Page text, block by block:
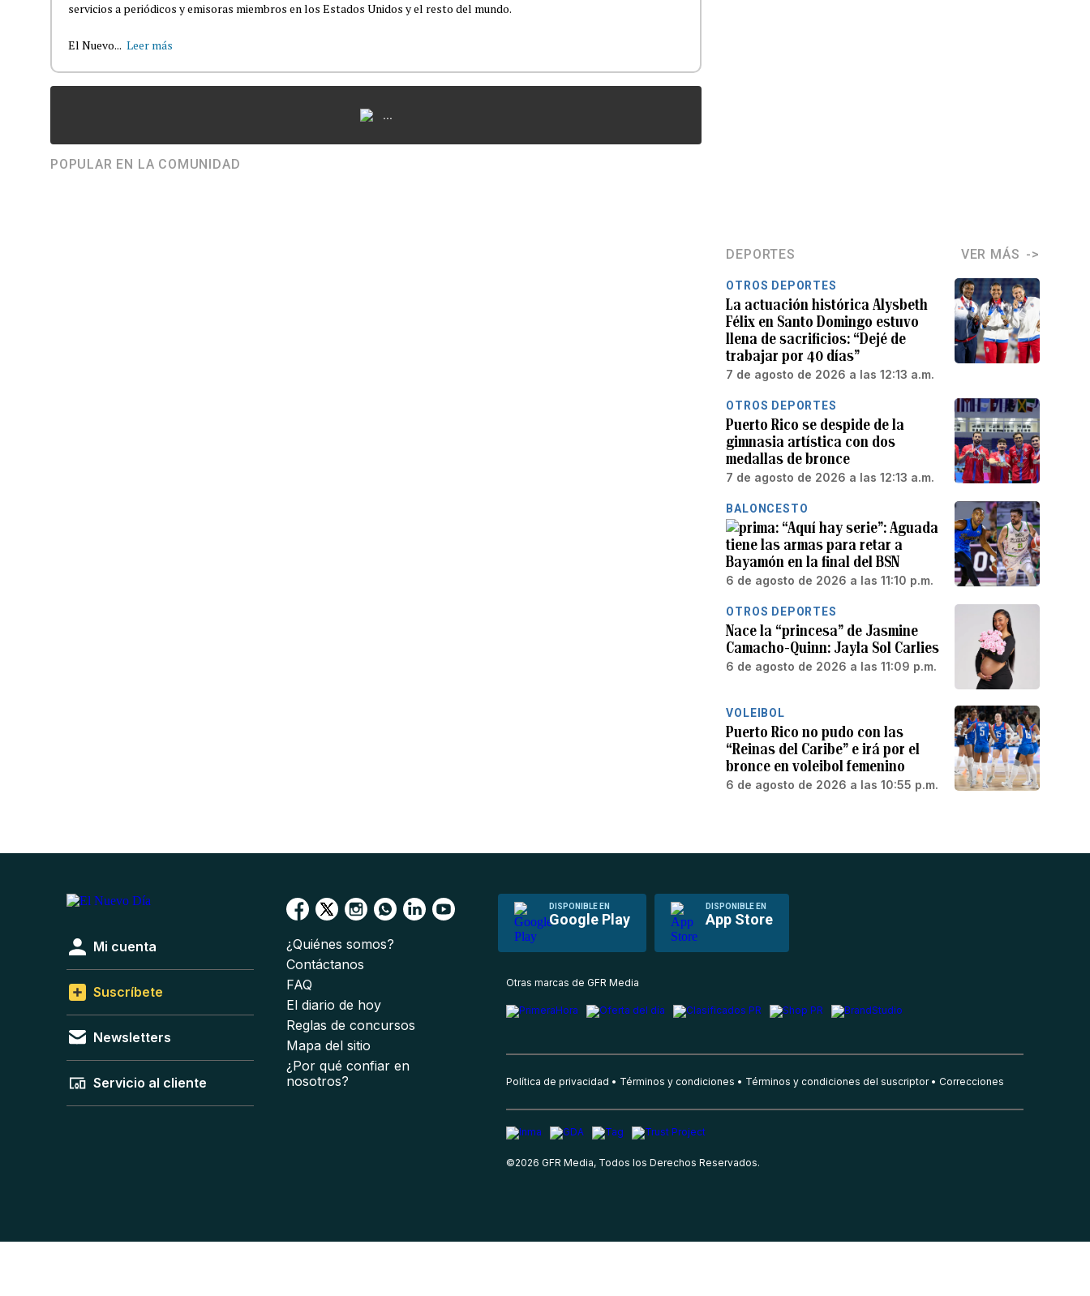
servicios a periódicos y emisoras miembros en los Estados Unidos y el resto del mundo.
El Nuevo... Leer más
...
POPULAR EN LA COMUNIDAD
DEPORTES VER MÁS
OTROS DEPORTES
La actuación histórica Alysbeth
Félix en Santo Domingo estuvo
llena de sacrificios: “Dejé de
trabajar por 40 días”
7 de agosto de 2026 a las 12:13 a.m.
OTROS DEPORTES
Puerto Rico se despide de la
gimnasia artística con dos
medallas de bronce
7 de agosto de 2026 a las 12:13 a.m.
BALONCESTO
“Aquí hay serie”: Aguada
tiene las armas para retar a
Bayamón en la final del BSN
6 de agosto de 2026 a las 11:10 p.m.
OTROS DEPORTES
Nace la “princesa” de Jasmine
Camacho-Quinn: Jayla Sol Carlies
6 de agosto de 2026 a las 11:09 p.m.
VOLEIBOL
Puerto Rico no pudo con las
“Reinas del Caribe” e irá por el
bronce en voleibol femenino
6 de agosto de 2026 a las 10:55 p.m.
DISPONIBLE EN
Google Play
DISPONIBLE EN
App Store
Mi cuenta
Suscríbete
Newsletters
Servicio al cliente
¿Quiénes somos?
Contáctanos
FAQ
El diario de hoy
Reglas de concursos
Mapa del sitio
¿Por qué confiar en
nosotros?
Otras marcas de GFR Media
Política de privacidad Términos y condiciones Términos y condiciones del suscriptor Correcciones
©2026 GFR Media, Todos los Derechos Reservados.